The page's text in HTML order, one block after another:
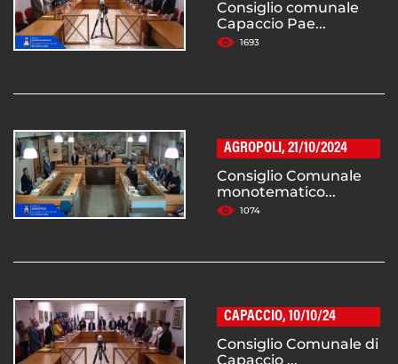
Consiglio comunale
Capaccio Pae...
1693
AGROPOLI, 21/10/2024
Consiglio Comunale
monotematico...
1074
CAPACCIO, 10/10/24
Consiglio Comunale di
Capaccio ...